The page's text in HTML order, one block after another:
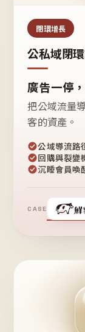
閉環增長
公私域閉
廣告一停
把公域流量
客的資產。
公域導流路
回購與裂變
沉睡會員喚
CASE